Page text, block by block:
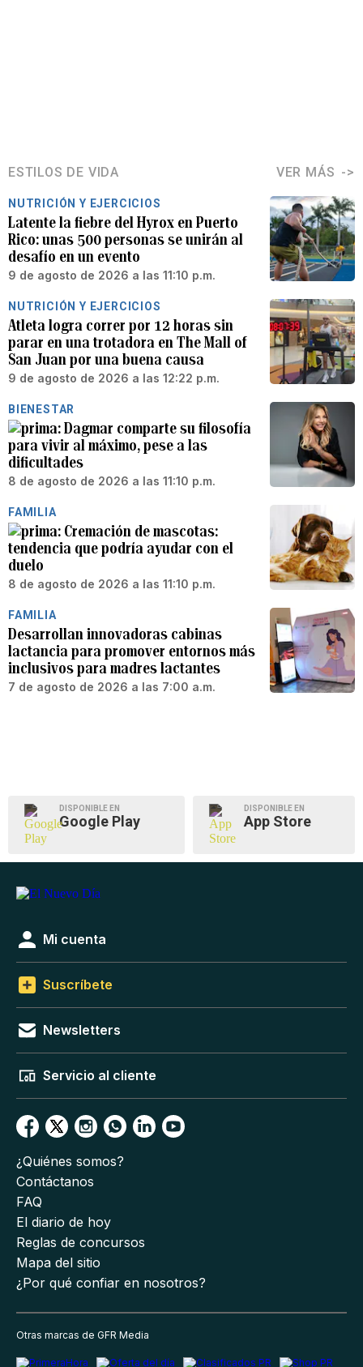
ESTILOS DE VIDA VER MÁS
NUTRICIÓN Y EJERCICIOS
Latente la fiebre del Hyrox en Puerto
Rico: unas 500 personas se unirán al
desafío en un evento
9 de agosto de 2026 a las 11:10 p.m.
NUTRICIÓN Y EJERCICIOS
Atleta logra correr por 12 horas sin
parar en una trotadora en The Mall of
San Juan por una buena causa
9 de agosto de 2026 a las 12:22 p.m.
BIENESTAR
Dagmar comparte su filosofía
para vivir al máximo, pese a las
dificultades
8 de agosto de 2026 a las 11:10 p.m.
FAMILIA
Cremación de mascotas:
tendencia que podría ayudar con el
duelo
8 de agosto de 2026 a las 11:10 p.m.
FAMILIA
Desarrollan innovadoras cabinas
lactancia para promover entornos más
inclusivos para madres lactantes
7 de agosto de 2026 a las 7:00 a.m.
DISPONIBLE EN
Google Play
DISPONIBLE EN
App Store
Mi cuenta
Suscríbete
Newsletters
Servicio al cliente
¿Quiénes somos?
Contáctanos
FAQ
El diario de hoy
Reglas de concursos
Mapa del sitio
¿Por qué confiar en nosotros?
Otras marcas de GFR Media